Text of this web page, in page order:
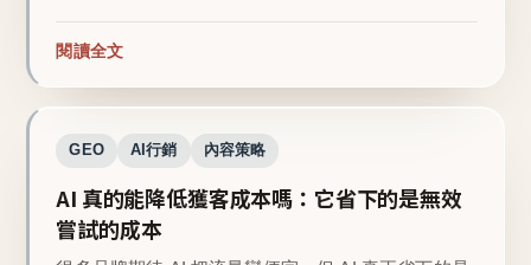
閱讀全文
GEO AI行銷 內容策略
AI 真的能降低獲客成本嗎：它省下的是無效
嘗試的成本